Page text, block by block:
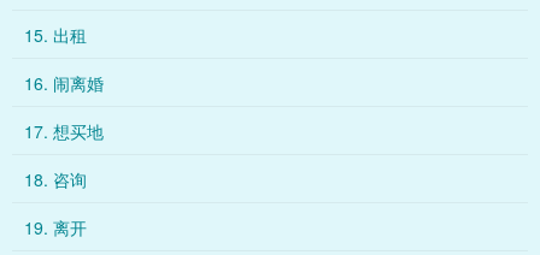
15. 出租
16. 闹离婚
17. 想买地
18. 咨询
19. 离开